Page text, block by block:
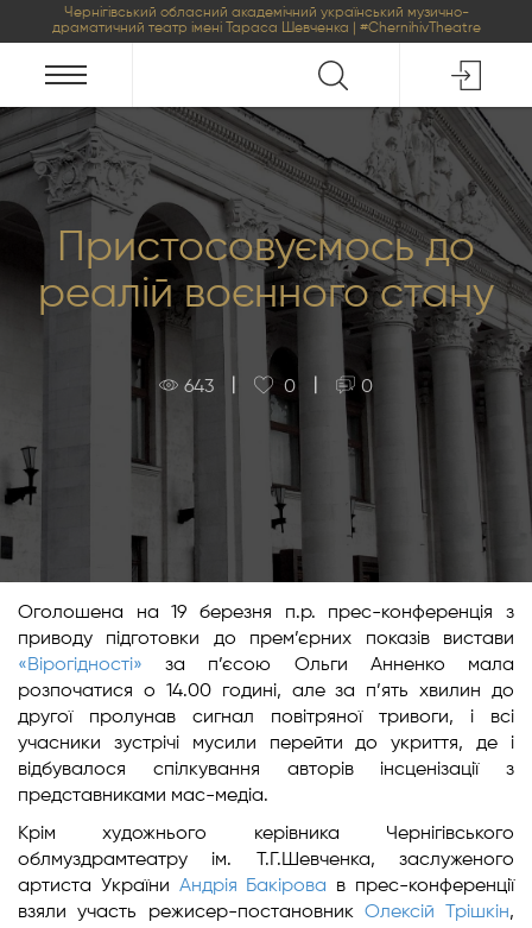
Чернігівський обласний академічний український музично-
драматичний театр імені Тараса Шевченка | #ChernihivTheatre
Пристосовуємось до
реалій воєнного стану
643 0 0
Оголошена на 19 березня п.р. прес-конференція з
приводу підготовки до прем’єрних показів вистави
«Вірогідності» за п’єсою Ольги Анненко мала
розпочатися о 14.00 годині, але за п’ять хвилин до
другої пролунав сигнал повітряної тривоги, і всі
учасники зустрічі мусили перейти до укриття, де і
відбувалося спілкування авторів інсценізації з
представниками мас-медіа.
Крім художнього керівника Чернігівського
облмуздрамтеатру ім. Т.Г.Шевченка, заслуженого
артиста України Андрія Бакірова в прес-конференції
взяли участь режисер-постановник Олексій Трішкін,